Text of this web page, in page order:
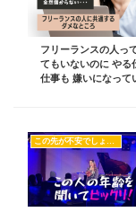
フリーランスの人っ
てもいないのに やる
仕事も 嫌いになって